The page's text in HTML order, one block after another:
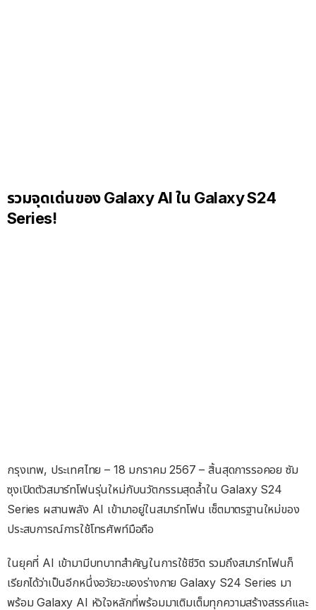
รวมจุดเด่นของ Galaxy AI ใน Galaxy S24
Series!
กรุงเทพ, ประเทศไทย – 18 มกราคม 2567 – สิ้นสุดการรอคอย ซัม
ซุงเปิดตัวสมาร์ทโฟนรุ่นใหม่กับนวัตกรรมสุดล้ำใน Galaxy S24
Series ผสานพลัง AI เข้ามาอยู่ในสมาร์ทโฟน เซ็ตมาตรฐานใหม่ของ
ประสบการณ์การใช้โทรศัพท์มือถือ
ในยุคที่ AI เข้ามามีบทบาทสำคัญในการใช้ชีวิต รวมถึงสมาร์ทโฟนก็
เรียกได้ว่าเป็นอีกหนึ่งอวัยวะของร่างกาย Galaxy S24 Series มา
พร้อม Galaxy AI หัวใจหลักที่พร้อมมาเติมเต็มทุกความสร้างสรรค์และ